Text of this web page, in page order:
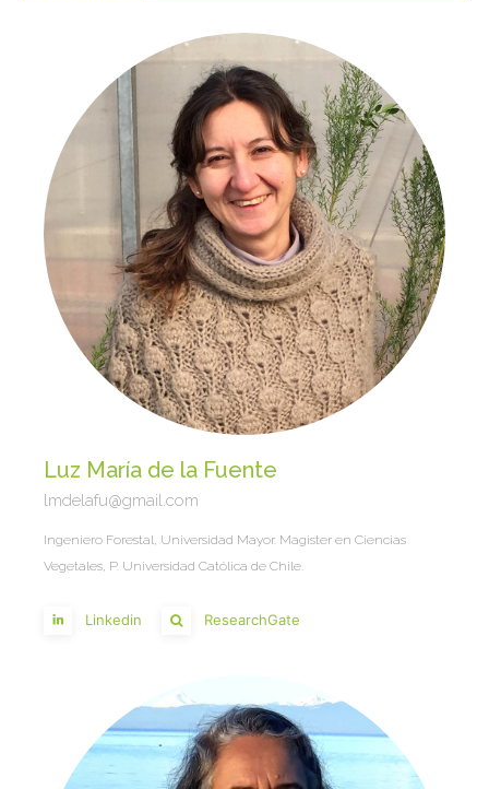
Luz María de la Fuente
lmdelafu@gmail.com
Ingeniero Forestal, Universidad Mayor. Magister en Ciencias
Vegetales, P. Universidad Católica de Chile.
Linkedin ResearchGate